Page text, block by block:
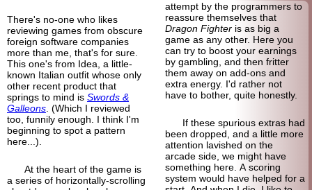
There's no-one who likes
reviewing games from obscure
foreign software companies
more than me, that's for sure.
This one's from Idea, a little-
known Italian outfit whose only
other recent product that
springs to mind is Swords &
Galleons . (Which I reviewed
too, funnily enough. I think I'm
beginning to spot a pattern
here...).
At the heart of the game is
a series of horizontally-scrolling
attempt by the programmers to
reassure themselves that
Dragon Fighteris as big a
game as any other. Here you
can try to boost your earnings
by gambling, and then fritter
them away on add-ons and
extra energy. I'd rather not
have to bother, quite honestly.
If these spurious extras had
been dropped, and a little more
attention lavished on the
arcade side, we might have
something here. A scoring
system would have helped for a